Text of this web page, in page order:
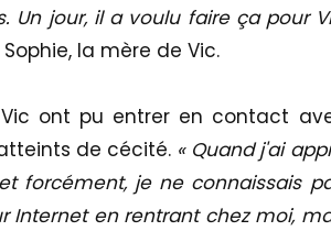
Un jour, il a voulu faire ça pour
la mère de Vic.
ont pu entrer en contact
de cécité. « Quand j'ai
forcément, je ne connaissais
Internet en rentrant chez moi,